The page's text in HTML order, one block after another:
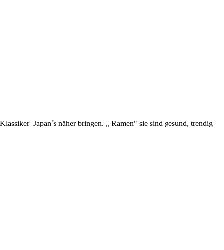
Japan´s näher bringen. ,, Ramen" sie sind gesund, trendig